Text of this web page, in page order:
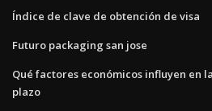
Índice de clave de obtención de visa
Futuro packaging san jose
Qué factores económicos influyen en
plazo